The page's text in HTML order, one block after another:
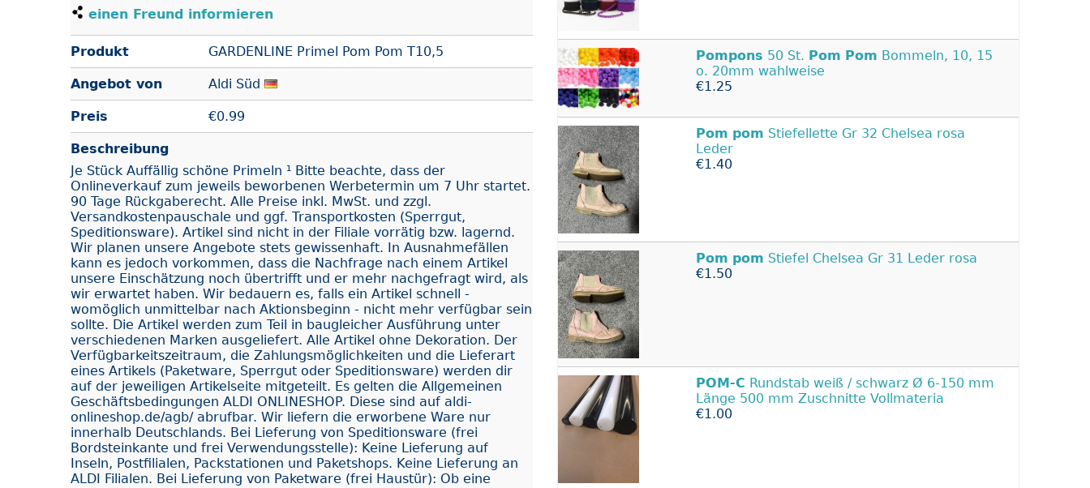
einen Freund informieren
Produkt GARDENLINE Primel Pom Pom T10,5
Angebot von Aldi Süd
Preis €0.99
Beschreibung
Je Stück Auffällig schöne Primeln ¹ Bitte beachte, dass der
Onlineverkauf zum jeweils beworbenen Werbetermin um 7 Uhr startet.
90 Tage Rückgaberecht. Alle Preise inkl. MwSt. und zzgl.
Versandkostenpauschale und ggf. Transportkosten (Sperrgut,
Speditionsware). Artikel sind nicht in der Filiale vorrätig bzw. lagernd.
Wir planen unsere Angebote stets gewissenhaft. In Ausnahmefällen
kann es jedoch vorkommen, dass die Nachfrage nach einem Artikel
unsere Einschätzung noch übertrifft und er mehr nachgefragt wird, als
wir erwartet haben. Wir bedauern es, falls ein Artikel schnell -
womöglich unmittelbar nach Aktionsbeginn - nicht mehr verfügbar sein
sollte. Die Artikel werden zum Teil in baugleicher Ausführung unter
verschiedenen Marken ausgeliefert. Alle Artikel ohne Dekoration. Der
Verfügbarkeitszeitraum, die Zahlungsmöglichkeiten und die Lieferart
eines Artikels (Paketware, Sperrgut oder Speditionsware) werden dir
auf der jeweiligen Artikelseite mitgeteilt. Es gelten die Allgemeinen
Geschäftsbedingungen ALDI ONLINESHOP. Diese sind auf aldi-
onlineshop.de/agb/ abrufbar. Wir liefern die erworbene Ware nur
innerhalb Deutschlands. Bei Lieferung von Speditionsware (frei
Bordsteinkante und frei Verwendungsstelle): Keine Lieferung auf
Inseln, Postfilialen, Packstationen und Paketshops. Keine Lieferung an
ALDI Filialen. Bei Lieferung von Paketware (frei Haustür): Ob eine
Pompons 50 St. Pom Pom Bommeln, 10, 15
o. 20mm wahlweise
€1.25
Pom pom Stiefellette Gr 32 Chelsea rosa
Leder
€1.40
Pom pom Stiefel Chelsea Gr 31 Leder rosa
€1.50
POM-C Rundstab weiß / schwarz Ø 6-150 mm
Länge 500 mm Zuschnitte Vollmateria
€1.00